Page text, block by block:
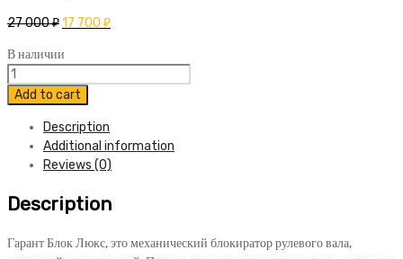
27 000₽17 700 ₽
В наличии
Блокиратор
Гарант
Блок
Люкс
2014-
quantity
Add to cart
Description
Additional information
Reviews (0)
Description
Гарант Блок Люкс, это механический блокиратор рулевого вала,